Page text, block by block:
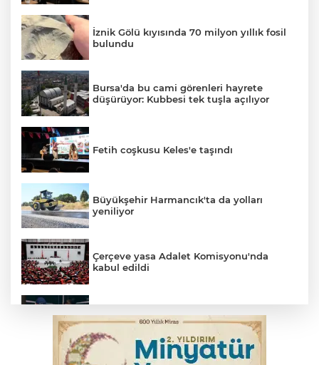
İznik Gölü kıyısında 70 milyon yıllık fosil
bulundu
Bursa'da bu cami görenleri hayrete
düşürüyor: Kubbesi tek tuşla açılıyor
Fetih coşkusu Keles'e taşındı
Büyükşehir Harmancık'ta da yolları
yeniliyor
Çerçeve yasa Adalet Komisyonu'nda
kabul edildi
kişi tutuklandı